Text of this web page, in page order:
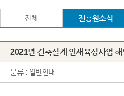
전체 진흥원소식
2021년 건축설계 인재육성사업
분류 : 일반안내